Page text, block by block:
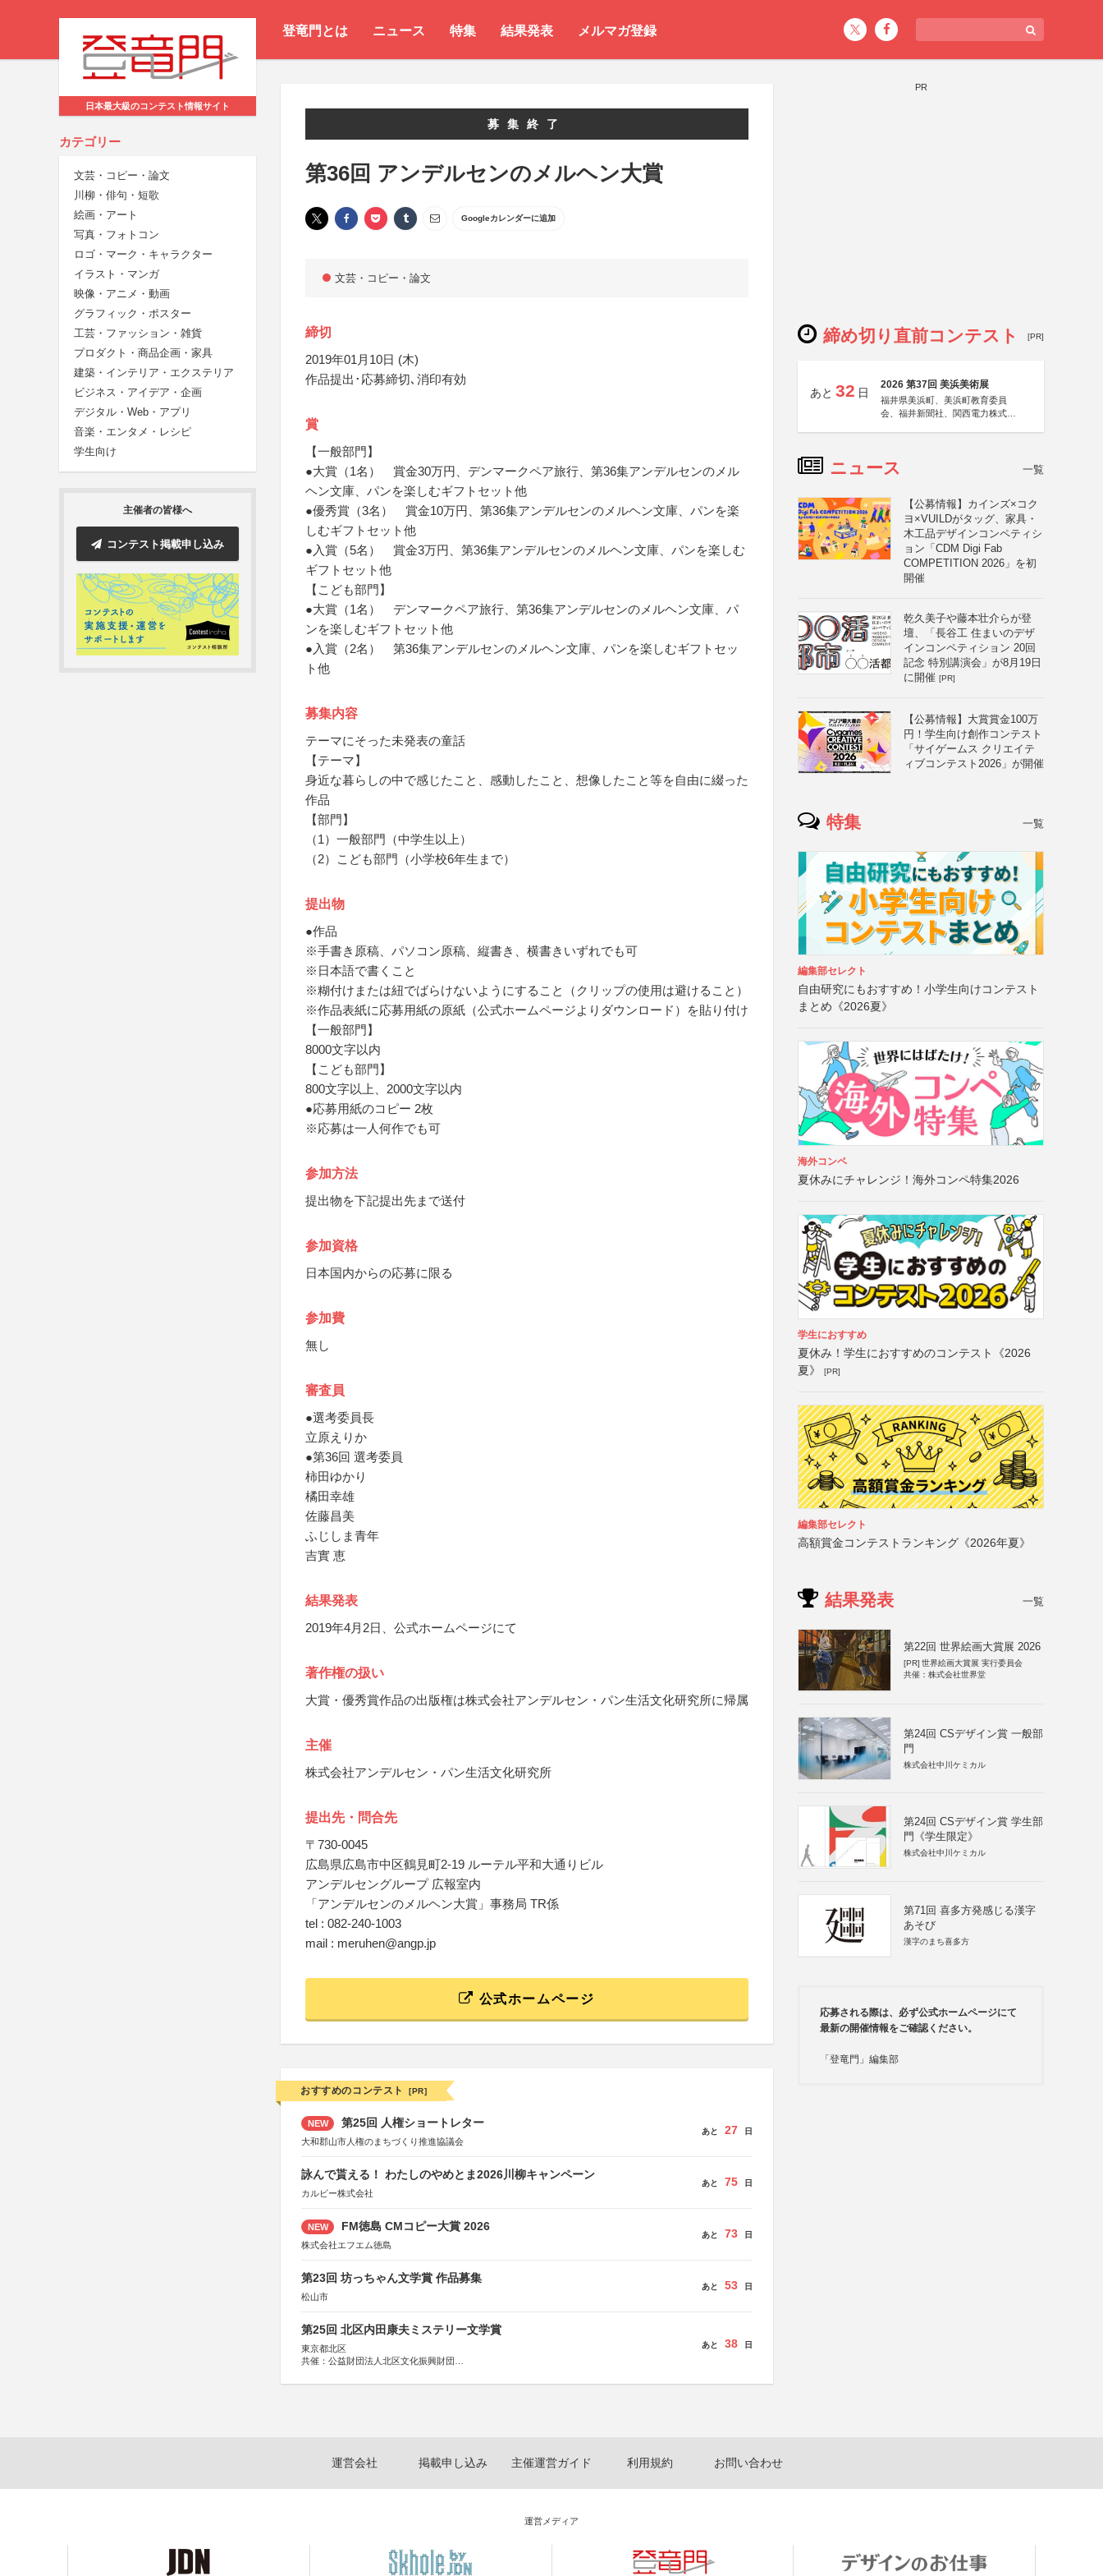
登竜門とは ニュース 特集 結果発表 メルマガ登録
日本最大級のコンテスト情報サイト
カテゴリー
文芸・コピー・論文
川柳・俳句・短歌
絵画・アート
写真・フォトコン
ロゴ・マーク・キャラクター
イラスト・マンガ
映像・アニメ・動画
グラフィック・ポスター
工芸・ファッション・雑貨
プロダクト・商品企画・家具
建築・インテリア・エクステリア
ビジネス・アイデア・企画
デジタル・Web・アプリ
音楽・エンタメ・レシピ
学生向け
主催者の皆様へ
コンテスト掲載申し込み
募集終了
第36回 アンデルセンのメルヘン大賞
Googleカレンダーに追加
文芸・コピー・論文
締切
2019年01月10日 (木)
作品提出･応募締切､消印有効
賞
【一般部門】
●大賞（1名） 賞金30万円、デンマークペア旅行、第36集アンデルセンのメル
ヘン文庫、パンを楽しむギフトセット他
●優秀賞（3名） 賞金10万円、第36集アンデルセンのメルヘン文庫、パンを楽
しむギフトセット他
●入賞（5名） 賞金3万円、第36集アンデルセンのメルヘン文庫、パンを楽しむ
ギフトセット他
【こども部門】
●大賞（1名） デンマークペア旅行、第36集アンデルセンのメルヘン文庫、パ
ンを楽しむギフトセット他
●入賞（2名） 第36集アンデルセンのメルヘン文庫、パンを楽しむギフトセッ
ト他
募集内容
テーマにそった未発表の童話
【テーマ】
身近な暮らしの中で感じたこと、感動したこと、想像したこと等を自由に綴った
作品
【部門】
（1）一般部門（中学生以上）
（2）こども部門（小学校6年生まで）
提出物
●作品
※手書き原稿、パソコン原稿、縦書き、横書きいずれでも可
※日本語で書くこと
※糊付けまたは紐でばらけないようにすること（クリップの使用は避けること）
※作品表紙に応募用紙の原紙（公式ホームページよりダウンロード）を貼り付け
【一般部門】
8000文字以内
【こども部門】
800文字以上、2000文字以内
●応募用紙のコピー 2枚
※応募は一人何作でも可
参加方法
提出物を下記提出先まで送付
参加資格
日本国内からの応募に限る
参加費
無し
審査員
●選考委員長
立原えりか
●第36回 選考委員
柿田ゆかり
橘田幸雄
佐藤昌美
ふじしま青年
吉實 恵
結果発表
2019年4月2日、公式ホームページにて
著作権の扱い
大賞・優秀賞作品の出版権は株式会社アンデルセン・パン生活文化研究所に帰属
主催
株式会社アンデルセン・パン生活文化研究所
提出先・問合先
〒730-0045
広島県広島市中区鶴見町2-19 ルーテル平和大通りビル
アンデルセングループ 広報室内
「アンデルセンのメルヘン大賞」事務局 TR係
tel : 082-240-1003
mail : meruhen@angp.jp
公式ホームページ
おすすめのコンテスト [PR]
NEW 第25回 人権ショートレター
大和郡山市人権のまちづくり推進協議会
あと 27 日
詠んで貰える！ わたしのやめとま2026川柳キャンペーン
カルビー株式会社
あと 75 日
NEW FM徳島 CMコピー大賞 2026
株式会社エフエム徳島
あと 73 日
第23回 坊っちゃん文学賞 作品募集
松山市
あと 53 日
第25回 北区内田康夫ミステリー文学賞
東京都北区
共催：公益財団法人北区文化振興財団
協賛：株式会社実業之日本社
あと 38 日
PR
締め切り直前コンテスト [PR]
あと 32 日
2026 第37回 美浜美術展
福井県美浜町、美浜町教育委員
会、福井新聞社、関西電力株式会
ニュース 一覧
【公募情報】カインズ×コク
ヨ×VUILDがタッグ、家具・
木工品デザインコンペティシ
ョン「CDM Digi Fab
COMPETITION 2026」を初
開催
乾久美子や藤本壮介らが登
壇、「長谷工 住まいのデザ
インコンペティション 20回
記念 特別講演会」が8月19日
に開催 [PR]
【公募情報】大賞賞金100万
円！学生向け創作コンテスト
「サイゲームス クリエイテ
ィブコンテスト2026」が開催
特集 一覧
編集部セレクト
自由研究にもおすすめ！小学生向けコンテスト
まとめ《2026夏》
海外コンペ
夏休みにチャレンジ！海外コンペ特集2026
学生におすすめ
夏休み！学生におすすめのコンテスト《2026
夏》
[PR]
編集部セレクト
高額賞金コンテストランキング《2026年夏》
結果発表 一覧
第22回 世界絵画大賞展 2026
[PR] 世界絵画大賞展 実行委員会
共催：株式会社世界堂
第24回 CSデザイン賞 一般部
門
株式会社中川ケミカル
第24回 CSデザイン賞 学生部
門《学生限定》
株式会社中川ケミカル
第71回 喜多方発感じる漢字
あそび
漢字のまち喜多方
応募される際は、必ず公式ホームページにて
最新の開催情報をご確認ください。
「登竜門」編集部
運営会社 掲載申し込み 主催運営ガイド 利用規約 お問い合わせ
運営メディア